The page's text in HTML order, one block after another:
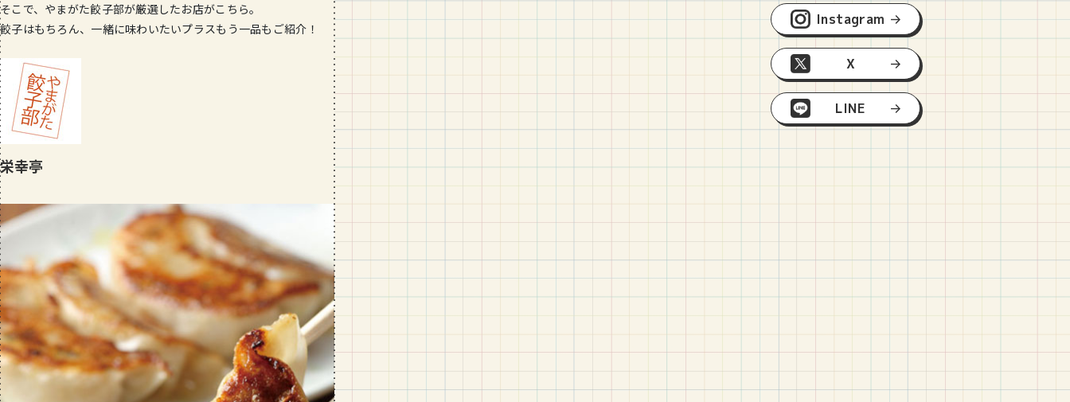
元民が選ぶランキングBEST５付き！
_vol.1
Instagram
X
LINE
そこで、やまがた餃子部が厳選したお店がこちら。
餃子はもちろん、一緒に味わいたいプラスもう一品もご紹介！
栄幸亭